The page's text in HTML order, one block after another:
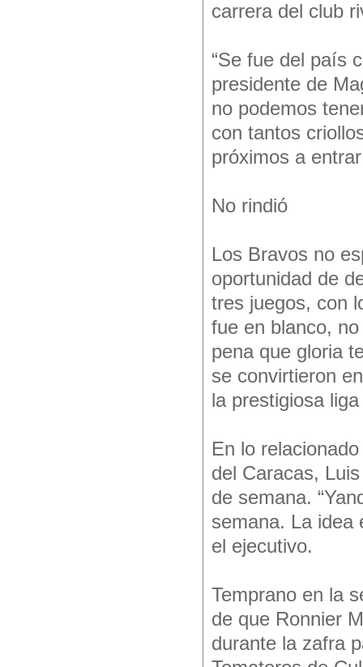
carrera del club
“Se fue del país
presidente de
no podemos
con tantos
próximos a
No rindió
Los Bravos no
oportunidad de
tres juegos, con
fue en blanco,
pena que gloria
se convirtieron
la prestigiosa
En lo
del Caracas,
de semana.
semana. La idea
el ejecutivo.
Temprano en la
de que Ronnier
durante la zafra